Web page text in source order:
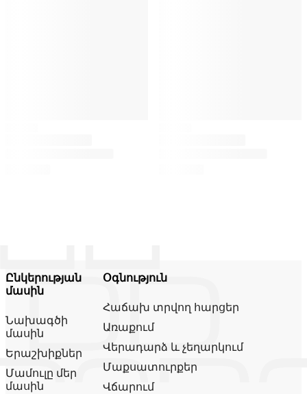
Ընկերության
մասին
Նախագծի
մասին
Երաշխիքներ
Մամուլը մեր
մասին
Օգնություն
Հաճախ տրվող հարցեր
Առաքում
Վերադարձ և չեղարկում
Մաքսատուրքեր
Վճարում